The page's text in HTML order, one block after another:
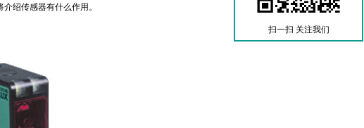
绍传感器有什么作用。
扫一扫 关注我们